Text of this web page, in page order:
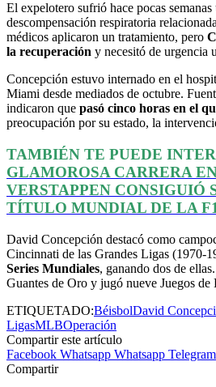
El expelotero sufrió hace pocas semanas
descompensación respiratoria
médicos aplicaron un tratamiento, pero
la recuperación y necesitó de urgencia
Concepción estuvo internado en el
Miami desde mediados de octubre.
indicaron que pasó cinco horas en el
preocupación por su estado, la
TAMBIÉN TE PUEDE
GLAMOROSA CARRERA
VERSTAPPEN CONSIGUIÓ
TÍTULO MUNDIAL DE LA F1
David Concepción destacó como
Cincinnati de las Grandes Ligas (1970-
Series Mundiales, ganando dos de
Guantes de Oro y jugó nueve Juegos de
ETIQUETADO:BéisbolDavid
LigasMLBOperación
Compartir este artículo
Facebook Whatsapp Whatsapp Telegram
Compartir